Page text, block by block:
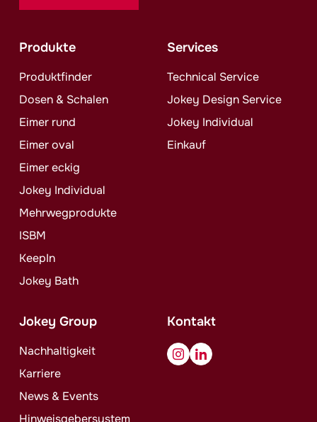
Produkte
Produktfinder
Dosen & Schalen
Eimer rund
Eimer oval
Eimer eckig
Jokey Individual
Mehrwegprodukte
ISBM
KeepIn
Jokey Bath
Services
Technical Service
Jokey Design Service
Jokey Individual
Einkauf
Jokey Group
Nachhaltigkeit
Karriere
News & Events
Hinweisgebersystem
Kontakt